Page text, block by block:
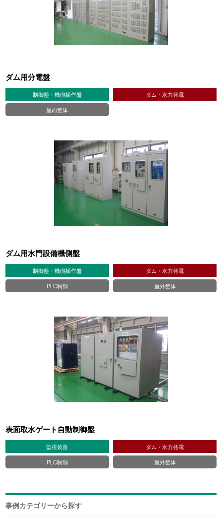
事例カテゴリーから探す
ダム用分電盤
制御盤・機側操作盤
ダム・水力発電
屋内筐体
ダム用水門設備機側盤
制御盤・機側操作盤
ダム・水力発電
PLC制御
屋外筐体
表面取水ゲート自動制御盤
監視装置
ダム・水力発電
PLC制御
屋外筐体